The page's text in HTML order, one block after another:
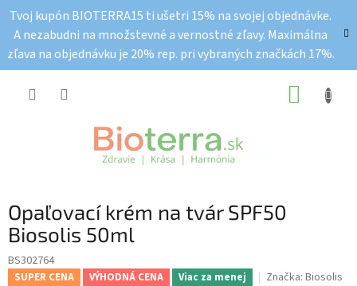
obsah
Tvoj kupón BIOTERRA15 ti ušetri 15% na svojej objednávke.
A nezabudni na množstevné a vernostné zľavy. Maximálna
zľava na objednávku je 20% rep. pri vybraných značkách 17%.
Opaľovací krém na tvár SPF50
Biosolis 50ml
BS302764
SUPER CENA VÝHODNÁ CENA Viac za menej Značka: Biosolis